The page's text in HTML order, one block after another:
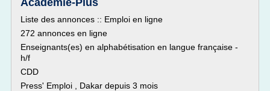
Academie-Plus
Liste des annonces :: Emploi en ligne
272 annonces en ligne
Enseignants(es) en alphabétisation en langue française -
h/f
CDD
Press' Emploi , Dakar depuis 3 mois